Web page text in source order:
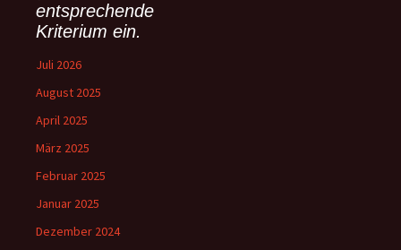
:entsprechende
Kriterium ein.
Juli 2026
August 2025
April 2025
März 2025
Februar 2025
Januar 2025
Dezember 2024